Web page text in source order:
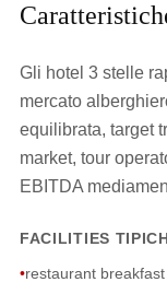
Gli hotel 3 stelle
mercato
equilibrata, target
market, tour
EBITDA
FACILITIES
•restaurant breakfast